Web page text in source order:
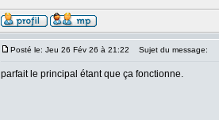
Posté le: Jeu 26 Fév 26 à 21:22 Sujet du message:
parfait le principal étant que ça fonctionne.